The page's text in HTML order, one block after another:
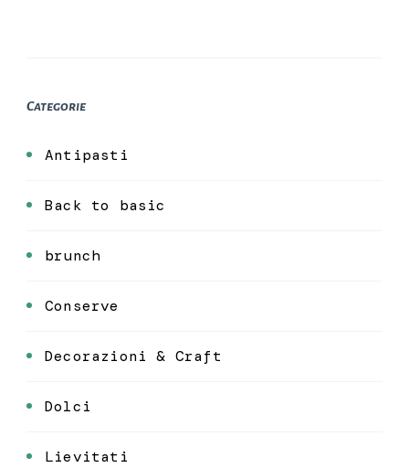
Categorie
Antipasti
Back to basic
brunch
Conserve
Decorazioni & Craft
Dolci
Lievitati